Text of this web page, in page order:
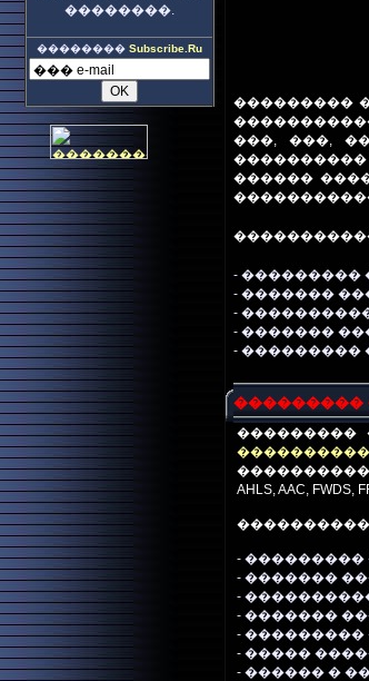
��������.
�������� Subscribe.Ru
���������
����������
���, ���,
����������
������
- ���������
- �������
-
- �������
- ���������
���������
���������
AHLS, AAC, FWDS,
- ���������
- �������
-
- �������
-
- �����
- ������ �